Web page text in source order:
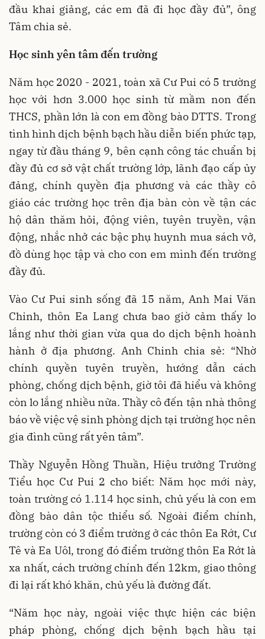
đầu khai giảng, các em đã đi học đầy đủ”, ông
Tâm chia sẻ.
Học sinh yên tâm đến trường
Năm học 2020 - 2021, toàn xã Cư Pui có 5 trường
học với hơn 3.000 học sinh từ mầm non đến
THCS, phần lớn là con em đồng bào DTTS. Trong
tình hình dịch bệnh bạch hầu diễn biến phức tạp,
ngay từ đầu tháng 9, bên cạnh công tác chuẩn bị
đầy đủ cơ sở vật chất trường lớp, lãnh đạo cấp ủy
đảng, chính quyền địa phương và các thầy cô
giáo các trường học trên địa bàn còn về tận các
hộ dân thăm hỏi, động viên, tuyên truyền, vận
động, nhắc nhở các bậc phụ huynh mua sách vở,
đồ dùng học tập và cho con em mình đến trường
đầy đủ.
Vào Cư Pui sinh sống đã 15 năm, Anh Mai Văn
Chinh, thôn Ea Lang chưa bao giờ cảm thấy lo
lắng như thời gian vừa qua do dịch bệnh hoành
hành ở địa phương. Anh Chinh chia sẻ: “Nhờ
chính quyền tuyên truyền, hướng dẫn cách
phòng, chống dịch bệnh, giờ tôi đã hiểu và không
còn lo lắng nhiều nữa. Thầy cô đến tận nhà thông
báo về việc vệ sinh phòng dịch tại trường học nên
gia đình cũng rất yên tâm”.
Thầy Nguyễn Hồng Thuần, Hiệu trưởng Trường
Tiểu học Cư Pui 2 cho biết: Năm học mới này,
toàn trường có 1.114 học sinh, chủ yếu là con em
đồng bào dân tộc thiểu số. Ngoài điểm chính,
trường còn có 3 điểm trường ở các thôn Ea Rớt, Cư
Tê và Ea Uôl, trong đó điểm trường thôn Ea Rớt là
xa nhất, cách trường chính đến 12km, giao thông
đi lại rất khó khăn, chủ yếu là đường đất.
“Năm học này, ngoài việc thực hiện các biện
pháp phòng, chống dịch bệnh bạch hầu tại